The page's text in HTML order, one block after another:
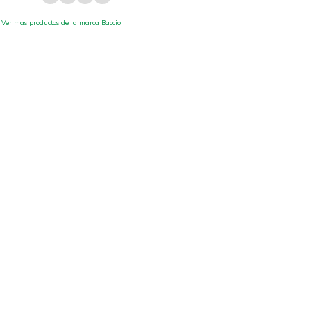
Ver mas productos de la marca Baccio